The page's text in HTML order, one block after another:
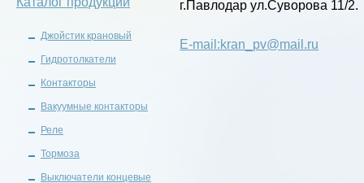
Джойстик крановый
Гидротолкатели
Контакторы
Вакуумные контакторы
Реле
Тормоза
Выключатели концевые
г.Павлодар ул.Суворова 11/2.
E-mail:kran_pv@mail.ru